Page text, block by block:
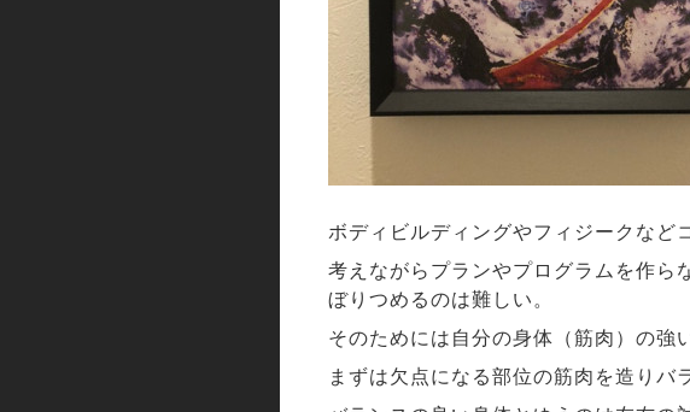
ボディビルディングやフィジークなど
考えながらプランやプログラムを作ら
ぼりつめるのは難しい。
そのためには自分の身体（筋肉）の強
まずは欠点になる部位の筋肉を造りバ